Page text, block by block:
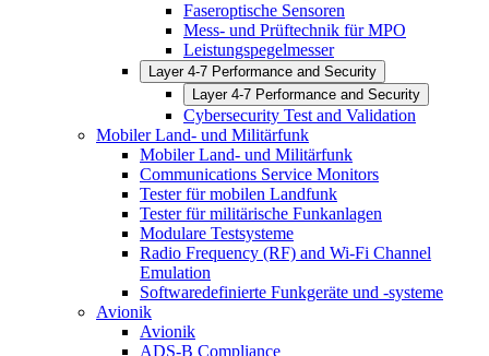
Faseroptische Sensoren
Mess- und Prüftechnik für MPO
Leistungspegelmesser
Layer 4-7 Performance and Security
Layer 4-7 Performance and Security
Cybersecurity Test and Validation
Mobiler Land- und Militärfunk
Mobiler Land- und Militärfunk
Communications Service Monitors
Tester für mobilen Landfunk
Tester für militärische Funkanlagen
Modulare Testsysteme
Radio Frequency (RF) and Wi-Fi Channel
Emulation
Softwaredefinierte Funkgeräte und -systeme
Avionik
Avionik
ADS-B Compliance